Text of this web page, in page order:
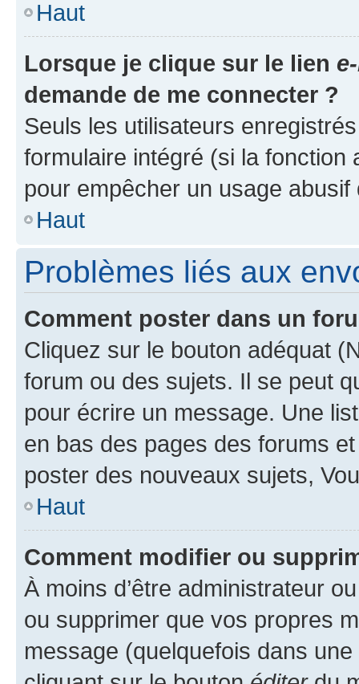
Haut
Lorsque je clique sur le lien
demande de me connecter ?
Seuls les utilisateurs
formulaire intégré (si la fonction
pour empêcher un usage
Haut
Problèmes liés aux
Comment poster dans un
Cliquez sur le bouton adéquat
forum ou des sujets. Il se peut
pour écrire un message. Une
en bas des pages des forums
poster des nouveaux sujets,
Haut
Comment modifier ou
À moins d’être administrateur
ou supprimer que vos propres
message (quelquefois dans